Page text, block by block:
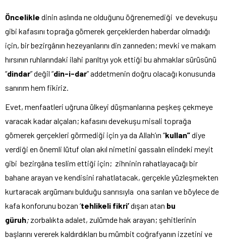
Öncelikle dinin aslında ne olduğunu öğrenemediği ve devekuşu
gibi kafasını toprağa gömerek gerçeklerden haberdar olmadığı
için, bir bezirgânın hezeyanlarını din zanneden; mevki ve makam
hırsının ruhlarındaki ilahi parıltıyı yok ettiği bu ahmaklar sürüsünü
“dindar” değil “din-i-dar” addetmenin doğru olacağı konusunda
sanırım hem fikiriz.
Evet, menfaatleri uğruna ülkeyi düşmanlarına peşkeş çekmeye
varacak kadar alçalan; kafasını devekuşu misali toprağa
gömerek gerçekleri görmediği için ya da Allah’ın “kullan”diye
verdiği en önemli lütuf olan akıl nimetini gassalın elindeki meyit
gibi bezirgâna teslim ettiği için; zihninin rahatlayacağı bir
bahane arayan ve kendisini rahatlatacak, gerçekle yüzleşmekten
kurtaracak argümanı bulduğu sanrısıyla ona sarılan ve böylece de
kafa konforunu bozan ‘tehlikeli fikri’dışarı atan bu
güruh;zorbalıkta adalet, zulümde hak arayan; şehitlerinin
başlarını vererek kaldırdıkları bu mümbit coğrafyanın izzetini ve